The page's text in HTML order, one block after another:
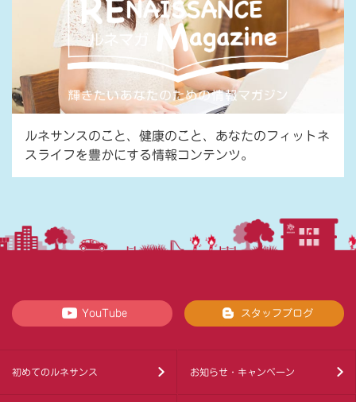
ルネサンスのこと、健康のこと、あなたのフィットネ
スライフを豊かにする情報コンテンツ。
YouTube スタッフブログ
初めてのルネサンス お知らせ・キャンペーン